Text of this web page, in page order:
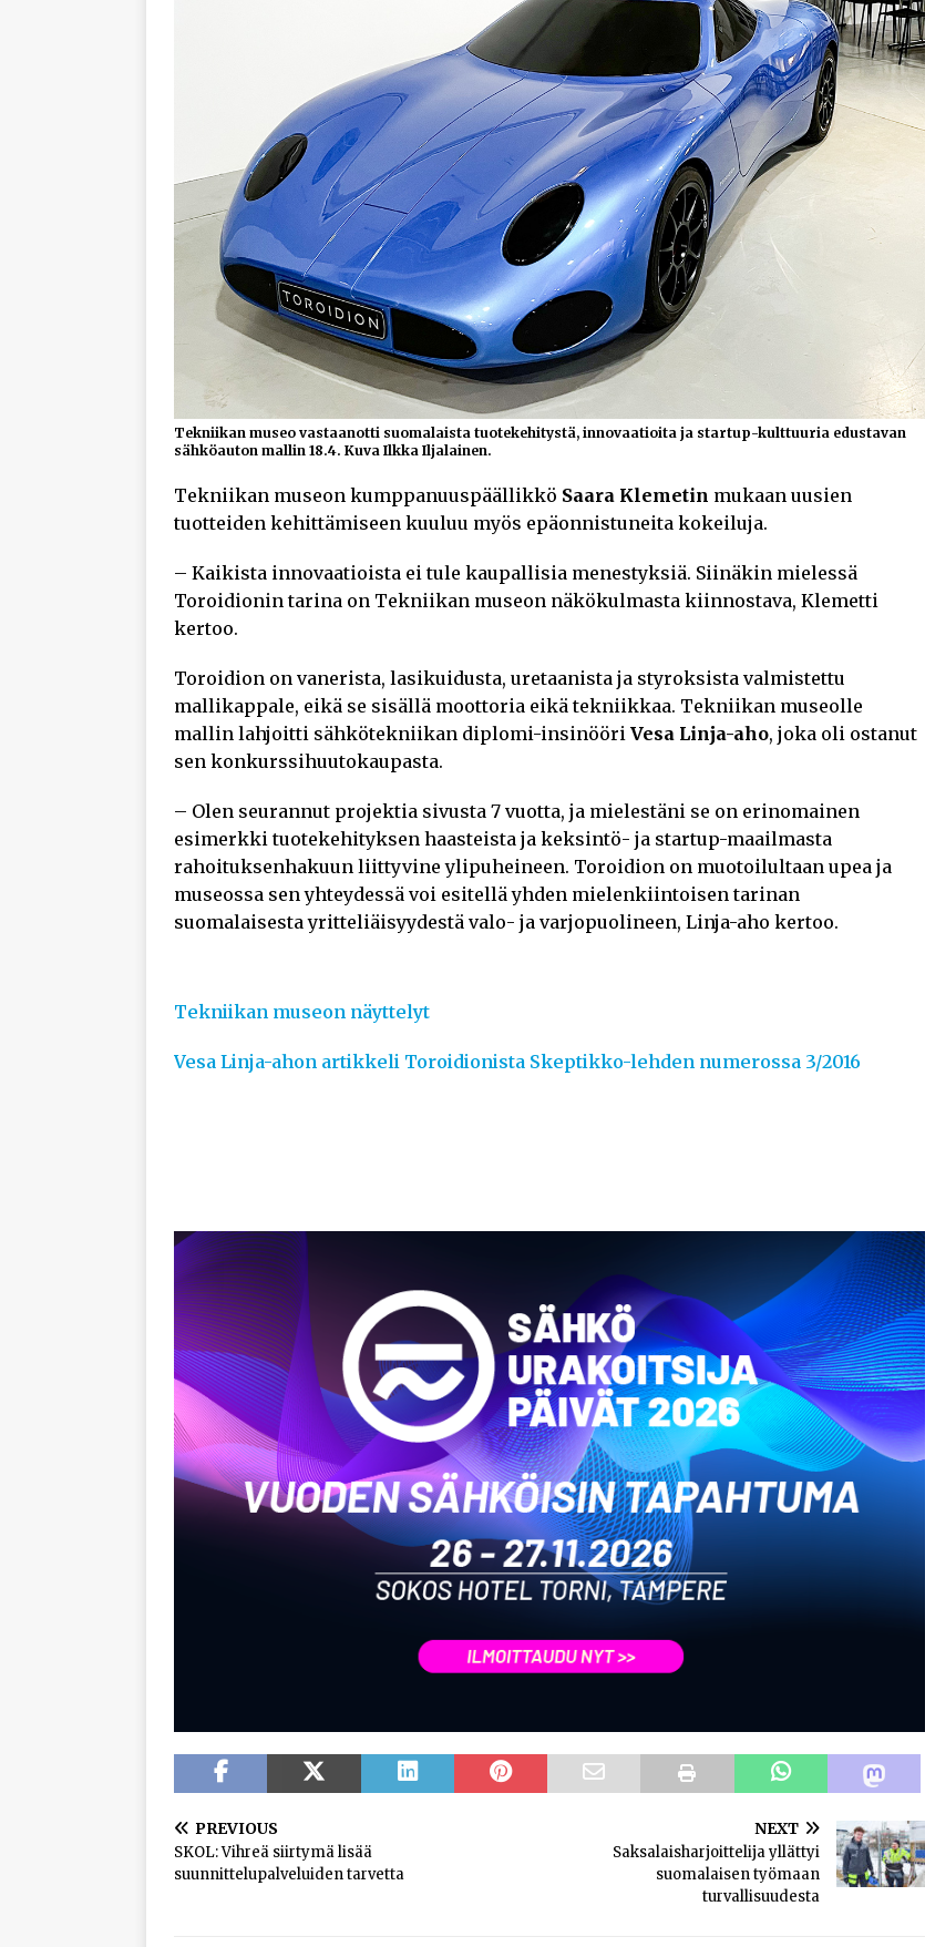
Tekniikan museo vastaanotti suomalaista tuotekehitystä, innovaatioita ja startup-kulttuuria edustavan
sähköauton mallin 18.4. Kuva Ilkka Iljalainen.
Tekniikan museon kumppanuuspäällikkö Saara Klemetin mukaan uusien
tuotteiden kehittämiseen kuuluu myös epäonnistuneita kokeiluja.
– Kaikista innovaatioista ei tule kaupallisia menestyksiä. Siinäkin mielessä
Toroidionin tarina on Tekniikan museon näkökulmasta kiinnostava, Klemetti
kertoo.
Toroidion on vanerista, lasikuidusta, uretaanista ja styroksista valmistettu
mallikappale, eikä se sisällä moottoria eikä tekniikkaa. Tekniikan museolle
mallin lahjoitti sähkötekniikan diplomi-insinööri Vesa Linja-aho, joka oli ostanut
sen konkurssihuutokaupasta.
– Olen seurannut projektia sivusta 7 vuotta, ja mielestäni se on erinomainen
esimerkki tuotekehityksen haasteista ja keksintö- ja startup-maailmasta
rahoituksenhakuun liittyvine ylipuheineen. Toroidion on muotoilultaan upea ja
museossa sen yhteydessä voi esitellä yhden mielenkiintoisen tarinan
suomalaisesta yritteliäisyydestä valo- ja varjopuolineen, Linja-aho kertoo.
Tekniikan museon näyttelyt
Vesa Linja-ahon artikkeli Toroidionista Skeptikko-lehden numerossa 3/2016
PREVIOUS
SKOL: Vihreä siirtymä lisää
suunnittelupalveluiden tarvetta
NEXT
Saksalaisharjoittelija yllättyi
suomalaisen työmaan
turvallisuudesta